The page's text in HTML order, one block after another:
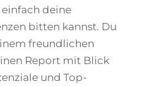
deine
bitten kannst. Du
freundlichen
Report mit Blick
und Top-